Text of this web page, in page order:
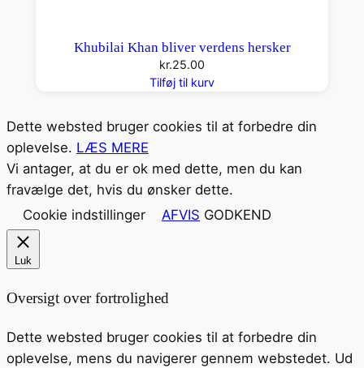
Khubilai Khan bliver verdens hersker
kr.25.00
Tilføj til kurv
Dette websted bruger cookies til at forbedre din
oplevelse. LÆS MERE
Vi antager, at du er ok med dette, men du kan
fravælge det, hvis du ønsker dette.
Cookie indstillinger
AFVIS GODKEND
Luk
Oversigt over fortrolighed
Dette websted bruger cookies til at forbedre din
oplevelse, mens du navigerer gennem webstedet. Ud